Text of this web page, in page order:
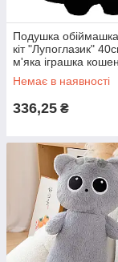
Подушка
кіт "Лупоглазик"
м'яка іграшка
антистрес кіт батон
Немає в наявності
336,25 ₴